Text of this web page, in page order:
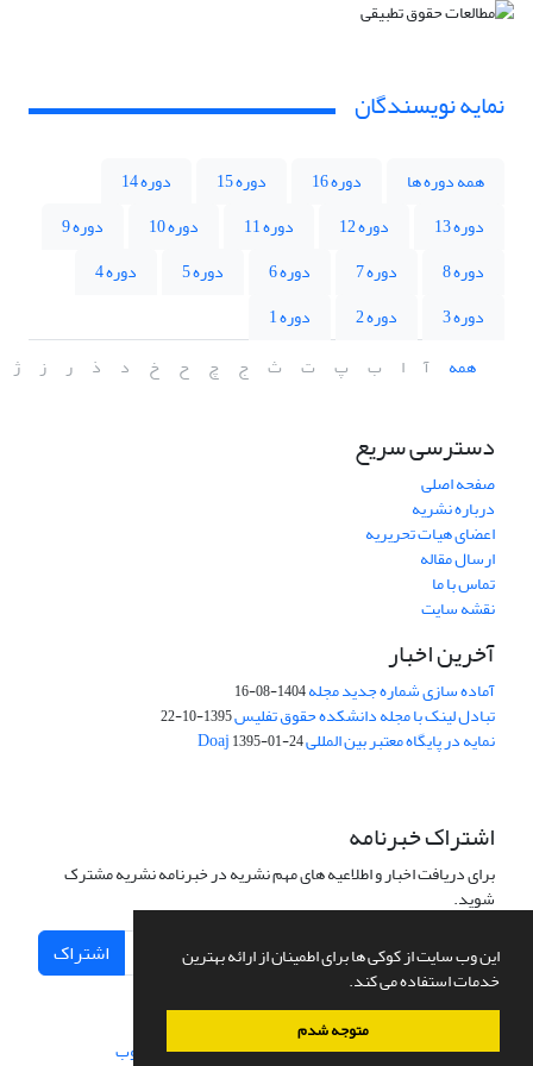
این وب سایت از کوکی ها برای اطمینان از ارائه بهترین
خدمات استفاده می کند.
متوجه شدم
نمایه نویسندگان
همه دوره ها دوره 16 دوره 15
دوره 14
دوره 13
دوره 12 دوره 11 دوره 10
دوره 9
دوره 8
دوره 7 دوره 6 دوره 5
دوره 4
دوره 3
دوره 2
دوره 1
همه
آ ا ب پ ت ث ج چ ح خ د ذ ر ز ژ
دسترسی سریع
صفحه اصلی
درباره نشریه
اعضای هیات تحریریه
ارسال مقاله
تماس با ما
نقشه سایت
آخرین اخبار
آماده سازی شماره جدید مجله1404-08-16
تبادل لینک با مجله دانشکده حقوق تفلیس1395-10-22
نمایه در پایگاه معتبر بین المللی Doaj1395-01-24
اشتراک خبرنامه
برای دریافت اخبار و اطلاعیه های مهم نشریه در خبرنامه نشریه مشترک
شوید.
اشتراک
سامانه مدیریت نشریات علمی.طراحی و پیاده سازی از سیناوب